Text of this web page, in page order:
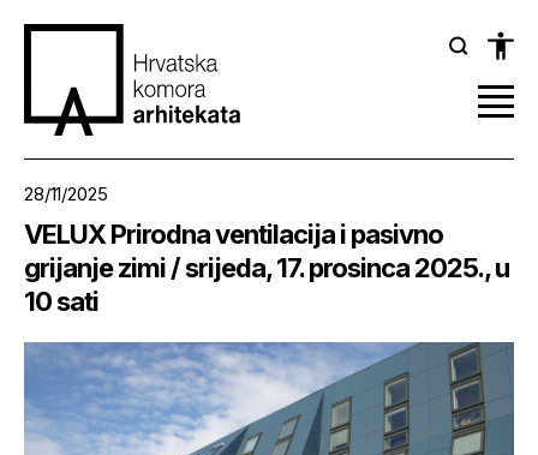
28/11/2025
VELUX Prirodna ventilacija i pasivno
grijanje zimi / srijeda, 17. prosinca 2025., u
10 sati